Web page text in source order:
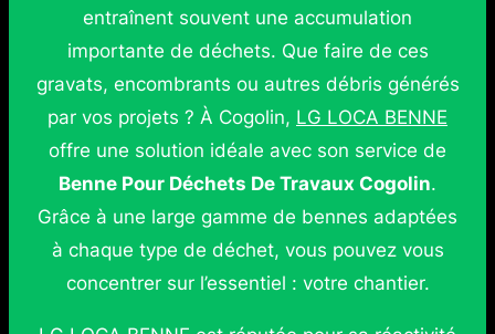
entraînent souvent une accumulation
importante de déchets. Que faire de ces
gravats, encombrants ou autres débris générés
par vos projets ? À Cogolin, LG LOCA BENNE
offre une solution idéale avec son service de
Benne Pour Déchets De Travaux Cogolin.
Grâce à une large gamme de bennes adaptées
à chaque type de déchet, vous pouvez vous
concentrer sur l’essentiel : votre chantier.